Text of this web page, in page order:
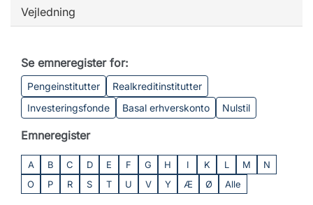
Vejledning
Se emneregister for:
Pengeinstitutter
Realkreditinstitutter
Investeringsfonde
Basal erhverskonto Nulstil
Emneregister
A B C D E F G H I K L M
N
O
P R S T U V Y Æ Ø Alle